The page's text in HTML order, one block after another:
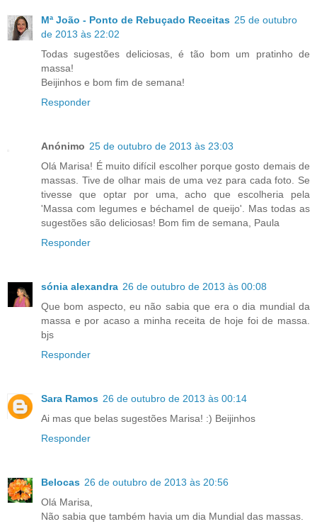
Mª João - Ponto de Rebuçado Receitas 25 de outubro
de 2013 às 22:02
Todas sugestões deliciosas, é tão bom um pratinho de
massa!
Beijinhos e bom fim de semana!
Responder
Anónimo 25 de outubro de 2013 às 23:03
Olá Marisa! É muito difícil escolher porque gosto demais de
massas. Tive de olhar mais de uma vez para cada foto. Se
tivesse que optar por uma, acho que escolheria pela
'Massa com legumes e béchamel de queijo'. Mas todas as
sugestões são deliciosas! Bom fim de semana, Paula
Responder
sónia alexandra 26 de outubro de 2013 às 00:08
Que bom aspecto, eu não sabia que era o dia mundial da
massa e por acaso a minha receita de hoje foi de massa.
bjs
Responder
Sara Ramos 26 de outubro de 2013 às 00:14
Ai mas que belas sugestões Marisa! :) Beijinhos
Responder
Belocas 26 de outubro de 2013 às 20:56
Olá Marisa,
Não sabia que também havia um dia Mundial das massas.